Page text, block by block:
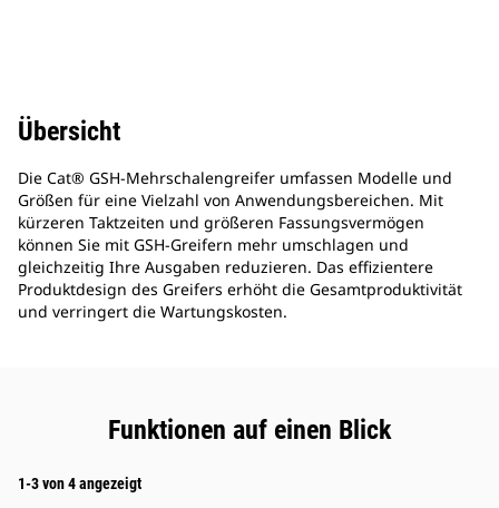
Übersicht
Die Cat® GSH-Mehrschalengreifer umfassen Modelle und
Größen für eine Vielzahl von Anwendungsbereichen. Mit
kürzeren Taktzeiten und größeren Fassungsvermögen
können Sie mit GSH-Greifern mehr umschlagen und
gleichzeitig Ihre Ausgaben reduzieren. Das effizientere
Produktdesign des Greifers erhöht die Gesamtproduktivität
und verringert die Wartungskosten.
Funktionen auf einen Blick
1-3 von 4 angezeigt